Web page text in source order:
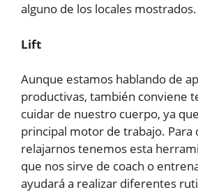
alguno de los locales mostrados.
Lift
Aunque estamos hablando de
productivas, también conviene
cuidar de nuestro cuerpo, ya
principal motor de trabajo. Para
relajarnos tenemos esta
que nos sirve de coach o
ayudará a realizar diferentes